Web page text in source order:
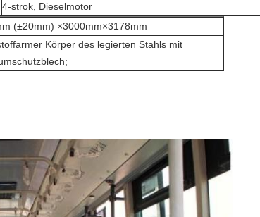
4-strok, Dieselmotor
(±20mm) ×3000mm×3178mm
Körper des legierten Stahls mit